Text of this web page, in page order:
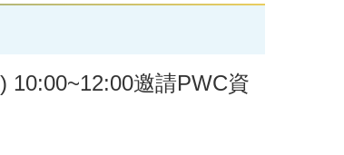
10:00~12:00邀請PWC資